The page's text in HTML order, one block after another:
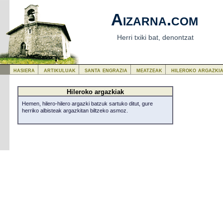
Aizarna.com
Herri txiki bat, denontzat
Hileroko argazkiak
Hemen, hilero-hilero argazki batzuk sartuko ditut, gure
herriko albisteak argazkitan biltzeko asmoz.
hasiera artikuluak santa engrazia meatzeak hileroko